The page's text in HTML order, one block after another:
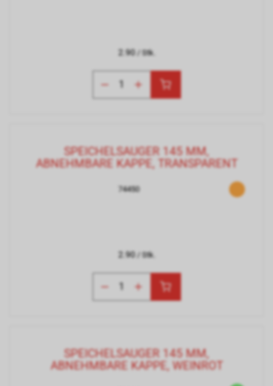
2.90/ Stk.
SPEICHELSAUGER 145 MM,
ABNEHMBARE KAPPE, TRANSPARENT
74450
2.90/ Stk.
SPEICHELSAUGER 145 MM,
ABNEHMBARE KAPPE, WEINROT